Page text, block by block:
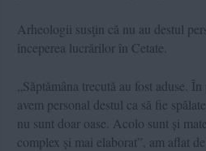
Arheologii susţin că nu au destul
începerea lucrărilor în Cetate.
„Săptămâna trecută au fost aduse.
avem personal destul ca să fie
nu sunt doar oase. Acolo sunt și
complex și mai elaborat”, am aflat